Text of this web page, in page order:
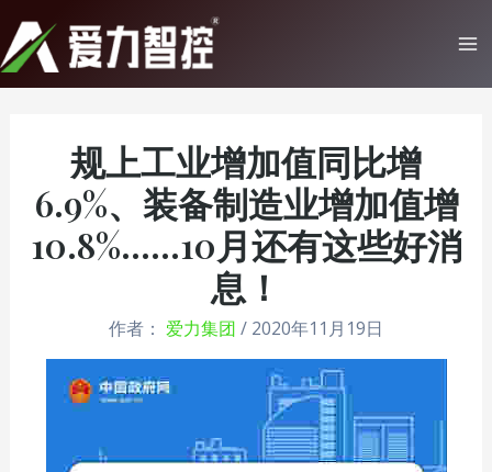
至
内
规上工业增加值同比增
6.9%、装备制造业增加值增
10.8%……10月还有这些好消
息！
作者： 爱力集团 / 2020年11月19日